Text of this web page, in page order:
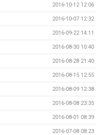
2016-10-12 12:06
2016-10-07 12:32
2016-09-22 14:11
2016-08-30 10:40
2016-08-28 21:40
2016-08-15 12:55
2016-08-09 12:38
2016-08-08 23:35
2016-08-01 08:39
2016-07-08 08:23